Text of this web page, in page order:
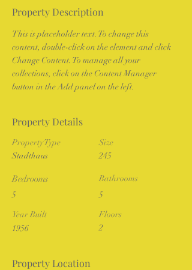
Property Description
This is placeholder text. To change this
content, double-click on the element and click
Change Content. To manage all your
collections, click on the Content Manager
button in the Add panel on the left.
Property Details
Property Type
Stadthaus
Bedrooms
5
Year Built
1956
Size
245
Bathrooms
5
Floors
2
Property Location